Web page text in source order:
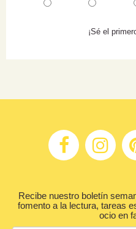
¡Sé el
Recibe nuestro boletín
fomento a la lectura, tareas
ocio en